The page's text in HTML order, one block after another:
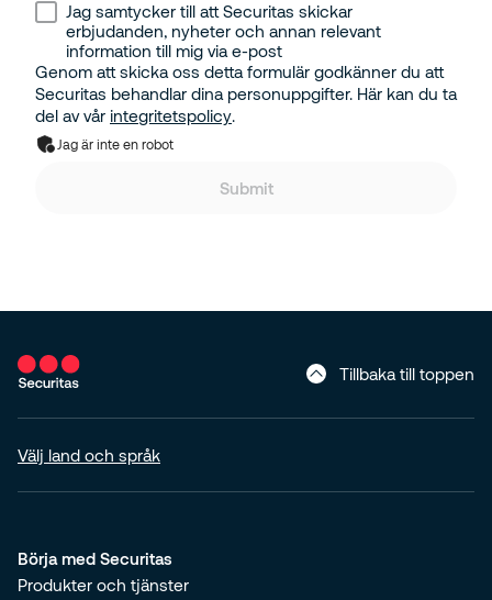
Jag samtycker till att Securitas skickar
erbjudanden, nyheter och annan relevant
information till mig via e-post
Genom att skicka oss detta formulär godkänner du att
Securitas behandlar dina personuppgifter. Här kan du ta
del av vår integritetspolicy.
Jag är inte en robot
Submit
Tillbaka till toppen
Välj land och språk
Börja med Securitas
Produkter och tjänster